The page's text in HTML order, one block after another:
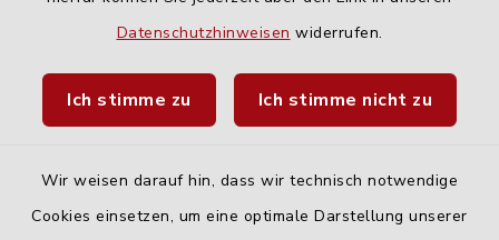
Datenschutzhinweisen widerrufen.
Ich stimme zu Ich stimme nicht zu
Wir weisen darauf hin, dass wir technisch notwendige
Cookies einsetzen, um eine optimale Darstellung unserer
Fahrplanauskunft DING